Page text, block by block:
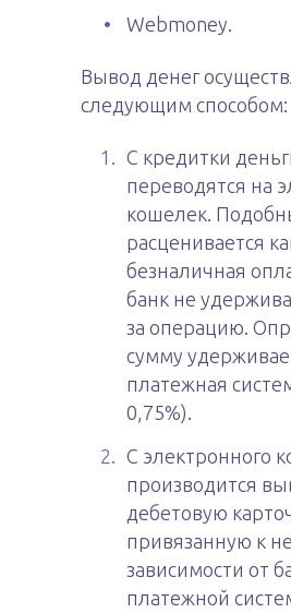
Webmoney.
Вывод денег
следующим способом:
С кредитки
переводятся на
кошелек.
расценивается
безналичная
банк не
за операцию.
сумму
платежная
0,75%).
С электронного
производится
дебетовую
привязанную к
зависимости от
платежной